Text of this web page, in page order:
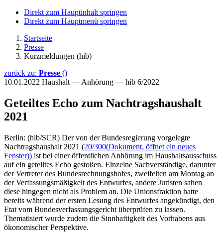
Direkt zum Hauptinhalt springen
Direkt zum Hauptmenü springen
Startseite
Presse
Kurzmeldungen (hib)
zurück zu: Presse ()
10.01.2022 Haushalt — Anhörung — hib 6/2022
Geteiltes Echo zum Nachtragshaushalt
2021
Berlin: (hib/SCR) Der von der Bundesregierung vorgelegte
Nachtragshaushalt 2021 (20/300(Dokument, öffnet ein neues
Fenster)) ist bei einer öffentlichen Anhörung im Haushaltsausschuss
auf ein geteiltes Echo gestoßen. Einzelne Sachverständige, darunter
der Vertreter des Bundesrechnungshofes, zweifelten am Montag an
der Verfassungsmäßigkeit des Entwurfes, andere Juristen sahen
diese hingegen nicht als Problem an. Die Unionsfraktion hatte
bereits während der ersten Lesung des Entwurfes angekündigt, den
Etat vom Bundesverfassungsgericht überprüfen zu lassen.
Thematisiert wurde zudem die Sinnhaftigkeit des Vorhabens aus
ökonomischer Perspektive.